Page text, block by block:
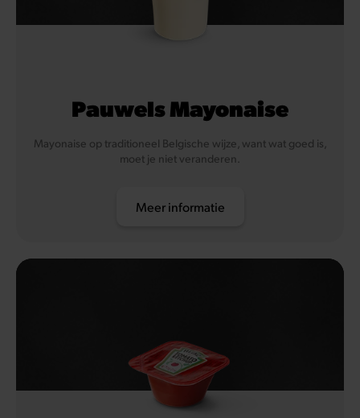
Pauwels Mayonaise
Mayonaise op traditioneel Belgische wijze, want wat goed is,
moet je niet veranderen.
Meer informatie